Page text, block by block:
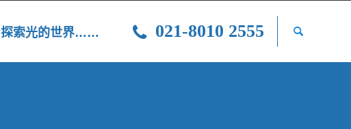
探索光的世界…… 021-8010 2555